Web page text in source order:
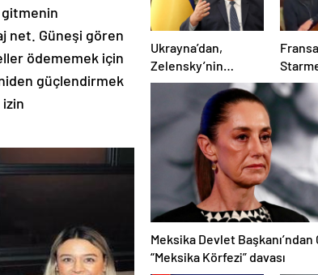
gitmenin
net. Güneşi gören
ödememek için
güçlendirmek
Ukrayna’dan,
Zelensky’nin
Putin’le şahsen
görüşme talebine
ilişkin açıklama
kokain
Meksika Devlet Başkanı’ndan
“Meksika Körfezi” davası